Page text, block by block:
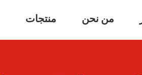
منتجات من نحن